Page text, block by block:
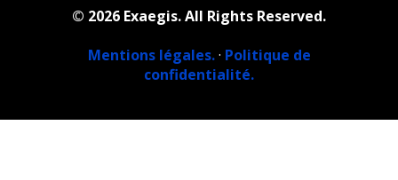
© 2026 Exaegis. All Rights Reserved.
Mentions légales.· Politique de
confidentialité.